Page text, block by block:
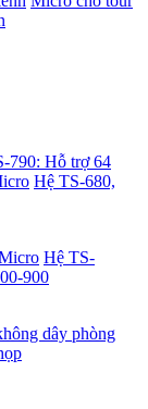
790: Hỗ trợ 64
Hệ TS-680,
Hệ TS-
900
dây phòng